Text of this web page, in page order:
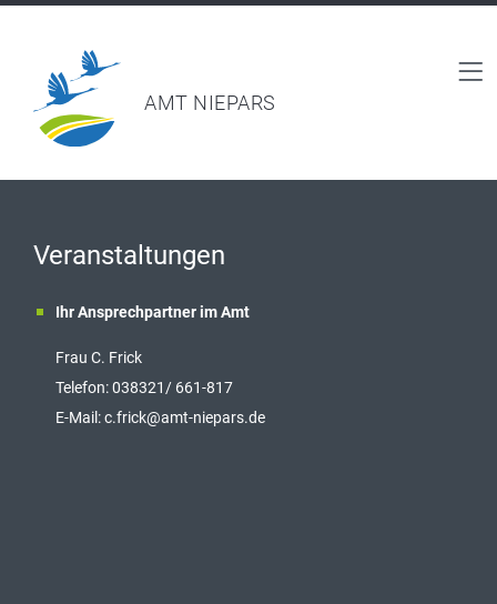
AMT NIEPARS
Veranstaltungen
Ihr Ansprechpartner im Amt
Frau C. Frick
Telefon: 038321/ 661-817
E-Mail:c.frick@amt-niepars.de